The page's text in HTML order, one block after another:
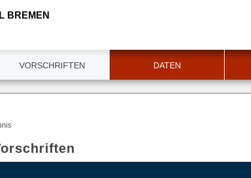
BREMEN
VORSCHRIFTEN DATEN